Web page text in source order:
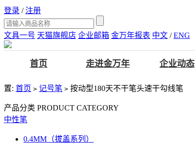
登录 / 注册
文具一号 天猫旗舰店 企业邮箱 金万年报表 中文 / ENG
首页 走进金万年 企业动态
置: 首页 > 记号笔 > 按动型180天不干笔头速干勾线笔
产品分类 PRODUCT CATEGORY
中性笔
0.4MM（拔盖系列）